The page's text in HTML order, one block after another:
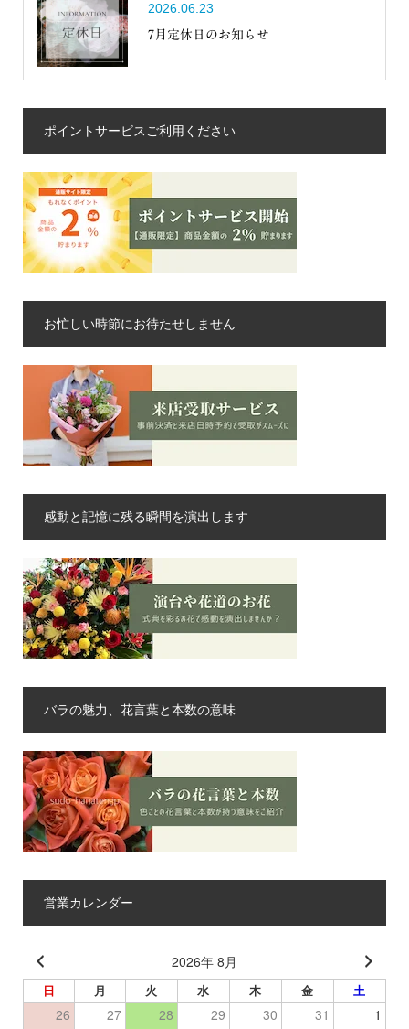
2026.06.23
7月定休日のお知らせ
ポイントサービスご利用ください
お忙しい時節にお待たせしません
感動と記憶に残る瞬間を演出します
バラの魅力、花言葉と本数の意味
営業カレンダー
2026年 8月
日 月 火 水 木 金 土
26 27 28 29 30 31 1